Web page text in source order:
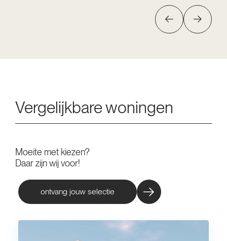
Vergelijkbare woningen
Moeite met kiezen?
Daar zijn wij voor!
ontvang jouw selectie